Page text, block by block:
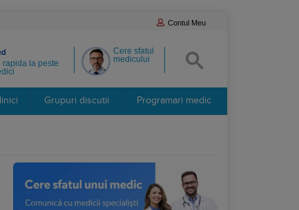
Contul Meu
Cere sfatul
medicului
rapida la peste
Grupuri discutii Programari medic